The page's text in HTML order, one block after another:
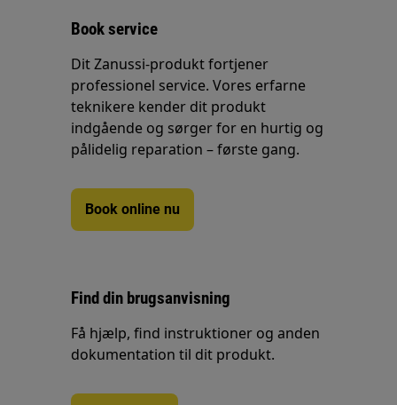
Book service
Dit Zanussi-produkt fortjener
professionel service. Vores erfarne
teknikere kender dit produkt
indgående og sørger for en hurtig og
pålidelig reparation – første gang.
Book online nu
Find din brugsanvisning
Få hjælp, find instruktioner og anden
dokumentation til dit produkt.